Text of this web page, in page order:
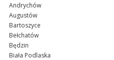
Andrychów
Augustów
Bartoszyce
Bełchatów
Będzin
Biała Podlaska